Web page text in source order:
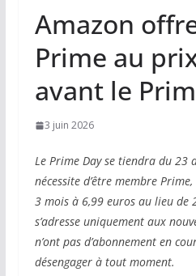
Amazon
Prime au
avant le
3 juin 2026
Le Prime Day se tiendra du 23
nécessite d’être membre
3 mois à 6,99 euros au lieu de
s’adresse uniquement aux
n’ont pas d’abonnement en
désengager à tout moment.